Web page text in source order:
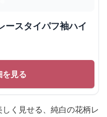
ースタイパフ袖ハイ
見る
く見せる、純白の花柄レ